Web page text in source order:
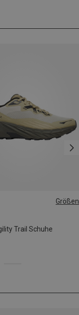
Größen
Trail Schuhe